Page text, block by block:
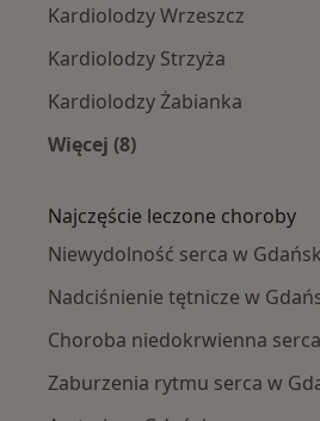
Kardiolodzy Wrzeszcz
Kardiolodzy Strzyża
Kardiolodzy Żabianka
Więcej (8)
Najczęście leczone choroby
Niewydolność serca w
Nadciśnienie tętnicze w
Choroba niedokrwienna
Zaburzenia rytmu serca w